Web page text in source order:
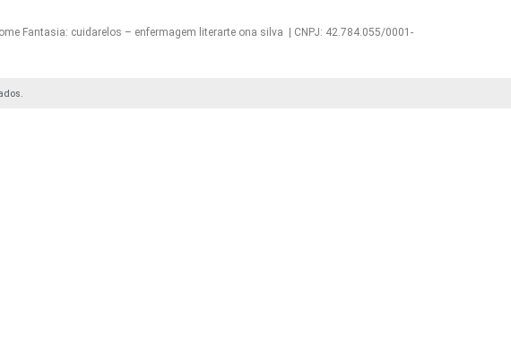
Fantasia: cuidarelos – enfermagem literarte ona silva | CNPJ: 42.784.055/0001-